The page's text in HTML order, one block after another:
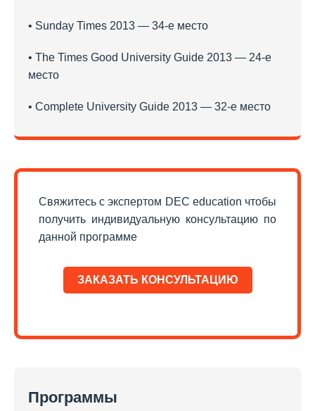
• Sunday Times 2013 — 34-е место
• The Times Good University Guide 2013 — 24-е
место
• Complete University Guide 2013 — 32-е место
Свяжитесь с экспертом DEC education чтобы
получить индивидуальную консультацию по
данной программе
ЗАКАЗАТЬ КОНСУЛЬТАЦИЮ
Программы